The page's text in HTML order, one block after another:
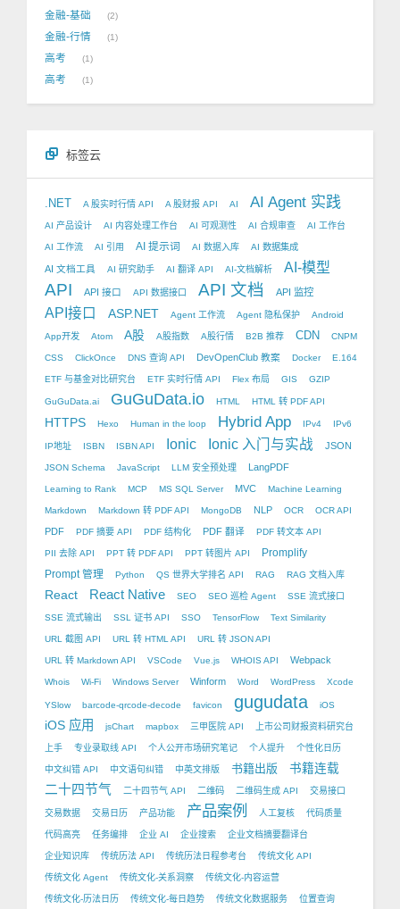
金融-基础 2
金融-行情 1
高考 1
高考 1
标签云
.NET A 股实时行情 API A 股财报 API AI AI Agent 实践
AI 产品设计 AI 内容处理工作台 AI 可观测性 AI 合规审查 AI 工作台
AI 工作流 AI 引用 AI 提示词 AI 数据入库 AI 数据集成
AI 文档工具 AI 研究助手 AI 翻译 API AI-文档解析 AI-模型
API API 接口 API 数据接口 API 文档 API 监控
API接口 ASP.NET Agent 工作流 Agent 隐私保护 Android
App开发 Atom A股 A股指数 A股行情 B2B 推荐 CDN CNPM
CSS ClickOnce DNS 查询 API DevOpenClub 教案 Docker E.164
ETF 与基金对比研究台 ETF 实时行情 API Flex 布局 GIS GZIP
GuGuData.ai GuGuData.io HTML HTML 转 PDF API
HTTPS Hexo Human in the loop Hybrid App IPv4 IPv6
IP地址 ISBN ISBN API Ionic Ionic 入门与实战 JSON
JSON Schema JavaScript LLM 安全预处理 LangPDF
Learning to Rank MCP MS SQL Server MVC Machine Learning
Markdown Markdown 转 PDF API MongoDB NLP OCR OCR API
PDF PDF 摘要 API PDF 结构化 PDF 翻译 PDF 转文本 API
PII 去除 API PPT 转 PDF API PPT 转图片 API
Promplify
Prompt 管理
Python QS 世界大学排名 API RAG RAG 文档入库
React React Native SEO SEO 巡检 Agent SSE 流式接口
SSE 流式输出 SSL 证书 API SSO TensorFlow Text Similarity
URL 截图 API URL 转 HTML API URL 转 JSON API
URL 转 Markdown API VSCode Vue.js WHOIS API Webpack
Whois Wi-Fi Windows Server Winform Word WordPress Xcode
YSlow barcode-qrcode-decode favicon gugudata iOS
iOS 应用 jsChart mapbox 三甲医院 API 上市公司财报资料研究台
上手 专业录取线 API 个人公开市场研究笔记 个人提升 个性化日历
中文纠错 API 中文语句纠错 中英文排版 书籍出版 书籍连载
二十四节气 二十四节气 API 二维码 二维码生成 API 交易接口
交易数据 交易日历 产品功能 产品案例 人工复核 代码质量
代码高亮 任务编排 企业 AI 企业搜索 企业文档摘要翻译台
企业知识库 传统历法 API 传统历法日程参考台 传统文化 API
传统文化 Agent 传统文化-关系洞察 传统文化-内容运营
传统文化-历法日历 传统文化-每日趋势 传统文化数据服务 位置查询